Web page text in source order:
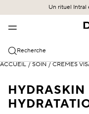
Un rituel Intral
::elc_general.menu::
Recherche
NOS SOINS
ÉCLAT SUBLIME
STIMULSKIN PLUS
INTRAL
DÉCOUVRIR
Les Nouveautés
Les Offres
LES CATÉGORIES
Essences & Sérums
Nettoyants et Toniques
Crèmes
Lift & Fermeté
Irritation & Sensibilité
LES COLLECTION
HÉRITAGE
Pierre Darphin
EXPERTISE
La maîtrise des
L'expertise Morphologique
ACCUEIL / SOIN / CRÈMES
HYDRASKIN